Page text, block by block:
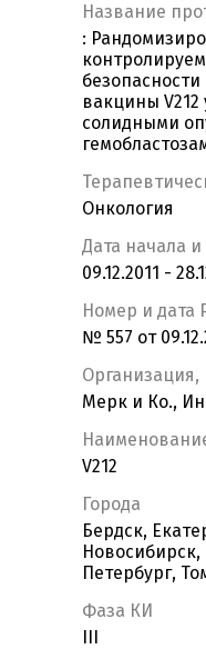
Название
:
вакцины
солидными
Онкология
Дата начала
09.12.2011 -
Номер и дата
№ 557 от
Мерк и Ко.,
V212
Города
Бердск,
Петербург,
Фаза КИ